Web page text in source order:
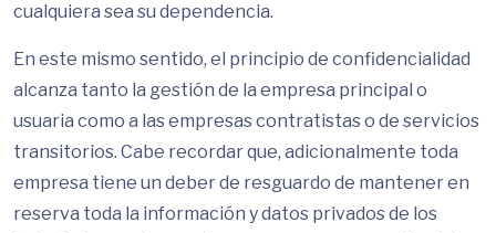
cualquiera sea su dependencia.
En este mismo sentido, el principio de confidencialidad
alcanza tanto la gestión de la empresa principal o
usuaria como a las empresas contratistas o de servicios
transitorios. Cabe recordar que, adicionalmente toda
empresa tiene un deber de resguardo de mantener en
reserva toda la información y datos privados de los